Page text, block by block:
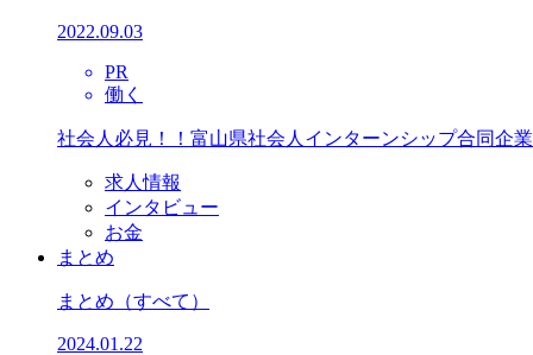
2022.09.03
PR
働く
社会人必見！！富山県社会人インターンシップ合同企
求人情報
インタビュー
お金
まとめ
まとめ （すべて）
2024.01.22